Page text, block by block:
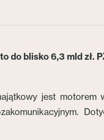
do blisko 6,3 mld zł.
jest motorem